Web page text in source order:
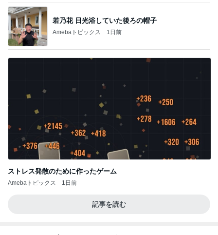
若乃花 日光浴していた後ろの帽子
Amebaトピックス 1日前
ストレス発散のために作ったゲーム
Amebaトピックス 1日前
記事を読む